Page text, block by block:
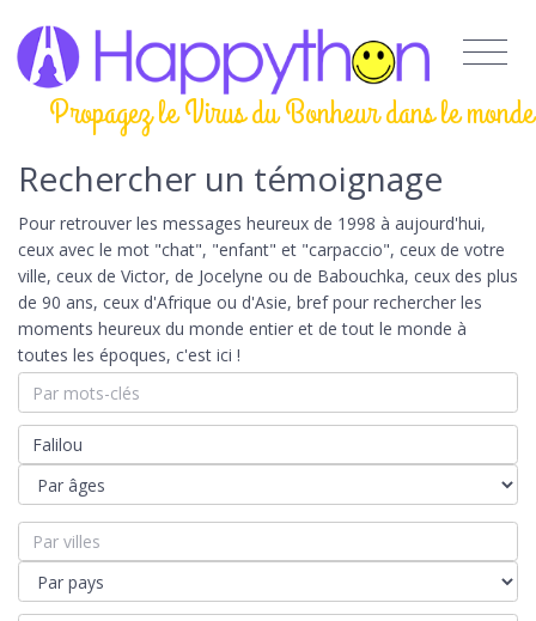
Propagez le Virus du Bonheur dans le monde
Rechercher un témoignage
Pour retrouver les messages heureux de 1998 à aujourd'hui,
ceux avec le mot "chat", "enfant" et "carpaccio", ceux de votre
ville, ceux de Victor, de Jocelyne ou de Babouchka, ceux des plus
de 90 ans, ceux d'Afrique ou d'Asie, bref pour rechercher les
moments heureux du monde entier et de tout le monde à
toutes les époques, c'est ici !